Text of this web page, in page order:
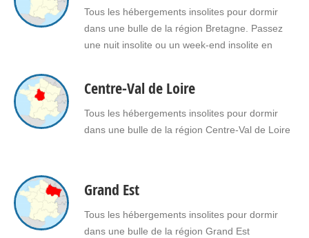
un cadeau insolite à vos proches.
Tous les hébergements insolites pour dormir
dans une bulle de la région Bretagne. Passez
une nuit insolite ou un week-end insolite en
sauna dans une bulle en Bretagne pour vous ou
pour offrir un cadeau insolite à…
Centre-Val de Loire
Tous les hébergements insolites pour dormir
dans une bulle de la région Centre-Val de Loire
Grand Est
Tous les hébergements insolites pour dormir
dans une bulle de la région Grand Est